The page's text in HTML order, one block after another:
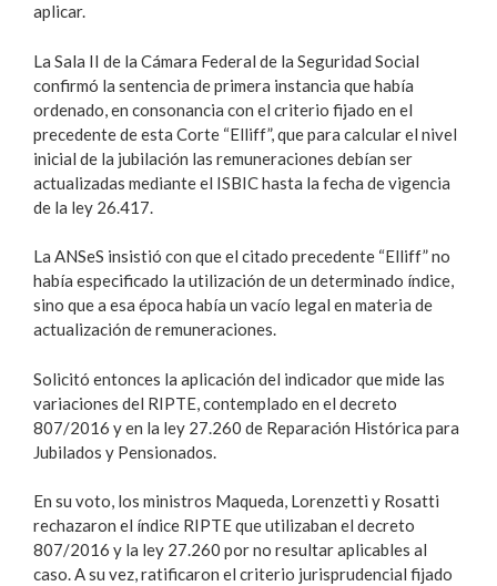
aplicar.
La Sala II de la Cámara Federal de la Seguridad Social
confirmó la sentencia de primera instancia que había
ordenado, en consonancia con el criterio fijado en el
precedente de esta Corte “Elliff”, que para calcular el nivel
inicial de la jubilación las remuneraciones debían ser
actualizadas mediante el ISBIC hasta la fecha de vigencia
de la ley 26.417.
La ANSeS insistió con que el citado precedente “Elliff” no
había especificado la utilización de un determinado índice,
sino que a esa época había un vacío legal en materia de
actualización de remuneraciones.
Solicitó entonces la aplicación del indicador que mide las
variaciones del RIPTE, contemplado en el decreto
807/2016 y en la ley 27.260 de Reparación Histórica para
Jubilados y Pensionados.
En su voto, los ministros Maqueda, Lorenzetti y Rosatti
rechazaron el índice RIPTE que utilizaban el decreto
807/2016 y la ley 27.260 por no resultar aplicables al
caso. A su vez, ratificaron el criterio jurisprudencial fijado